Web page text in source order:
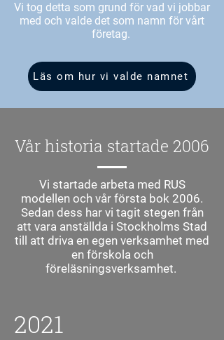
Vi tog detta som grund för vad vi jobbar
med och valde det som namn för vårt
företag.
Läs om hur vi valde namnet
Vår historia startade 2006
Vi startade arbeta med RUS
modellen och vår första bok 2006.
Sedan dess har vi tagit stegen från
att vara anställda i Stockholms Stad
till att driva en egen verksamhet med
en förskola och
föreläsningsverksamhet.
2021